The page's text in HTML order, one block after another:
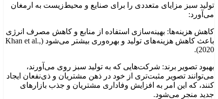
تولید سبز مزایای متعددی را برای صنایع و محیط‌زیست به ارمغان
می‌آورد:
کاهش هزینه‌ها: بهینه‌سازی استفاده از منابع و کاهش مصرف انرژی
باعث کاهش هزینه‌های تولید و بهره‌وری بیشتر می‌شود (Khan et al.,
2020).
بهبود تصویر برند: شرکت‌هایی که به تولید سبز روی می‌آورند،
می‌توانند تصویر مثبت‌تری از خود در ذهن مشتریان و ذی‌نفعان ایجاد
کنند، که این امر به افزایش وفاداری مشتریان و جذب بازارهای
جدید منجر می‌شود.